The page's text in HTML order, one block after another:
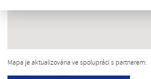
Mapa je aktualizována ve spolupráci s partnerem: